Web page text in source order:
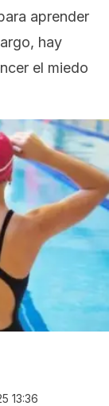
aprender
hay
el miedo
13:36